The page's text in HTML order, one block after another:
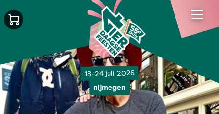
18-24 juli 2026
nijmegen